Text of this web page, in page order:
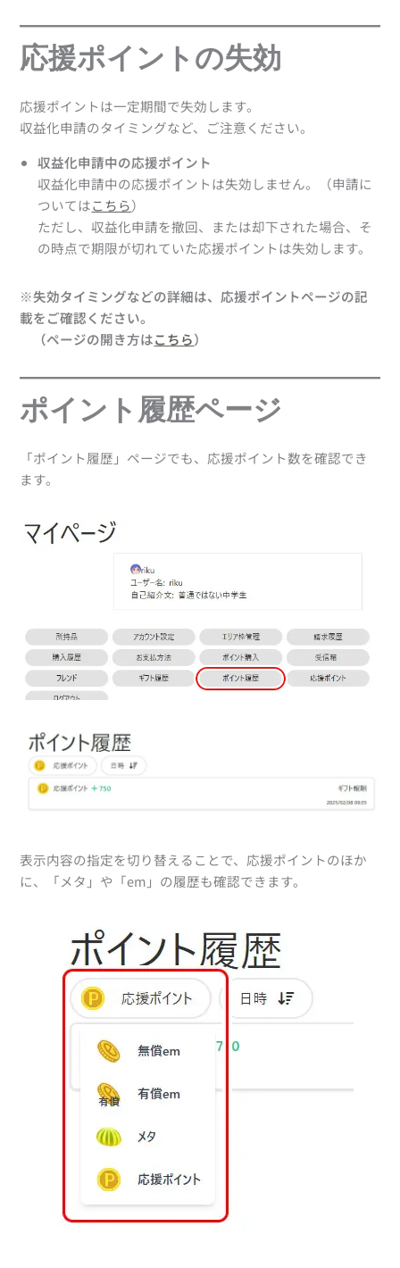
応援ポイントの失効
応援ポイントは一定期間で失効します。
収益化申請のタイミングなど、ご注意ください。
収益化申請中の応援ポイント
収益化申請中の応援ポイントは失効しません。（申請に
ついてはこちら）
ただし、収益化申請を撤回、または却下された場合、そ
の時点で期限が切れていた応援ポイントは失効します。
※失効タイミングなどの詳細は、応援ポイントページの記
載をご確認ください。
（ページの開き方はこちら）
ポイント履歴ページ
「ポイント履歴」ページでも、応援ポイント数を確認でき
ます。
表示内容の指定を切り替えることで、応援ポイントのほか
に、「メタ」や「em」の履歴も確認できます。